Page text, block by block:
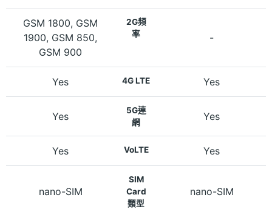
GSM 1800, GSM
1900, GSM 850,
GSM 900
2G頻
率
-
Yes 4G LTE Yes
Yes
5G連
網
Yes
Yes VoLTE Yes
nano-SIM
SIM
Card
類型
nano-SIM